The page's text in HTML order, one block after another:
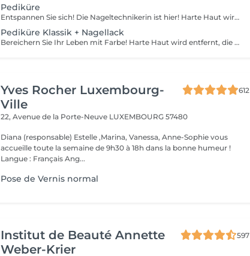
Pediküre
Entspannen Sie sich! Die Nageltechnikerin ist hier! Harte Haut wird entfernt, die Füße werden mit tief pflegenden Cremes massiert, wodurch sie weicher und geschmeidiger werden. Die Nagelhaut wird ordentlich gemacht und die Fußnägel werden perfekt geformt. Unsere Meisterinnen führen eine Hardware-Pediküre durch. Wie wird die Pediküre ohne Nagellack durchgeführt? - rauhe Haut wird entfernt - die Form der Nagelplatte wird korrigiert - die Nagelhaut und seitlichen Rillen werden korrigiert - die Fersen werden gereinigt - Nagelhautöl und Fußcreme werden aufgetragen Altersbeschränkungen: empfohlen ab 14 Jahren. Empfehlungen nach dem Eingriff: es gibt keine speziellen Empfehlungen nach diesem Verfahren. Frequenz: einmal in 3-4 Wochen.
Pediküre Klassik + Nagellack
Bereichern Sie Ihr Leben mit Farbe! Harte Haut wird entfernt, die Füße werden mit tief pflegenden Cremes massiert, wodurch sie weicher und geschmeidiger werden. Die Nagelhaut wird ordentlich gemacht und die Fußnägel werden perfekt geformt. Am Ende dieser Behandlung wird regulärer Nagellack aufgetragen. Unsere Meisterinnen führen eine Hardware-Pediküre durch. Wie wird die Pediküre mit einfacher Nagellackierung durchgeführt? - rauhe Haut wird entfernt - die Form der Nagelplatte wird korrigiert - die Nagelhaut und seitlichen Rillen werden korrigiert - die Fersen werden gereinigt - nagellack wird aufgetragen - nagelhautöl und Fußcreme werden aufgetragen Altersbeschränkungen: empfohlen ab 14 Jahren. Empfehlungen nach dem Eingriff: es gibt keine speziellen Empfehlungen nach diesem Verfahren. Frequenz: einmal in 3-4 Wochen.
Yves Rocher Luxembourg-
Ville
612
22, Avenue de la Porte-Neuve LUXEMBOURG 57480
Diana (responsable) Estelle ,Marina, Vanessa, Anne-Sophie vous
accueille toute la semaine de 9h30 à 18h dans la bonne humeur !
Langue : Français Ang...
Pose de Vernis normal
Institut de Beauté Annette
Weber-Krier
597